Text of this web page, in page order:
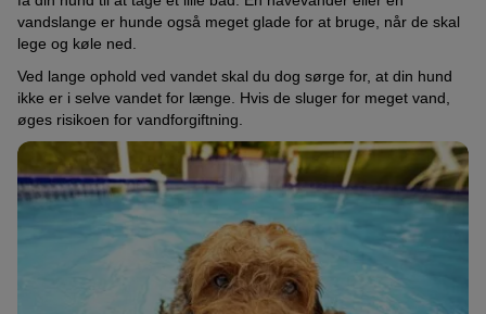
vandslange er hunde også meget glade for at bruge, når de skal
lege og køle ned.
Ved lange ophold ved vandet skal du dog sørge for, at din hund
ikke er i selve vandet for længe. Hvis de sluger for meget vand,
øges risikoen for vandforgiftning.